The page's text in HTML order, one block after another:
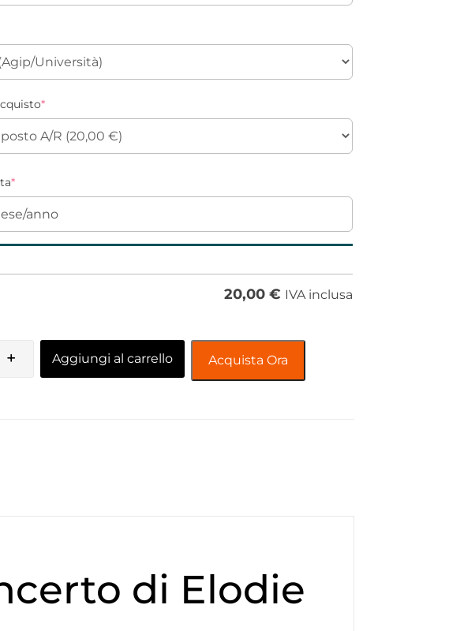
*
*
20,00 € IVA inclusa
Aggiungi al carrello Acquista Ora
di Elodie